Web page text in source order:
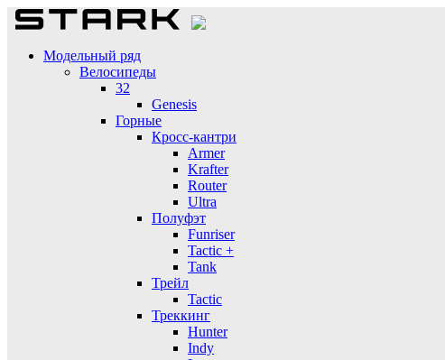
Модельный ряд
Велосипеды
32
Genesis
Горные
Кросс-кантри
Armer
Krafter
Router
Ultra
Полуфэт
Funriser
Tactic +
Tank
Трейл
Tactic
Треккинг
Hunter
Indy